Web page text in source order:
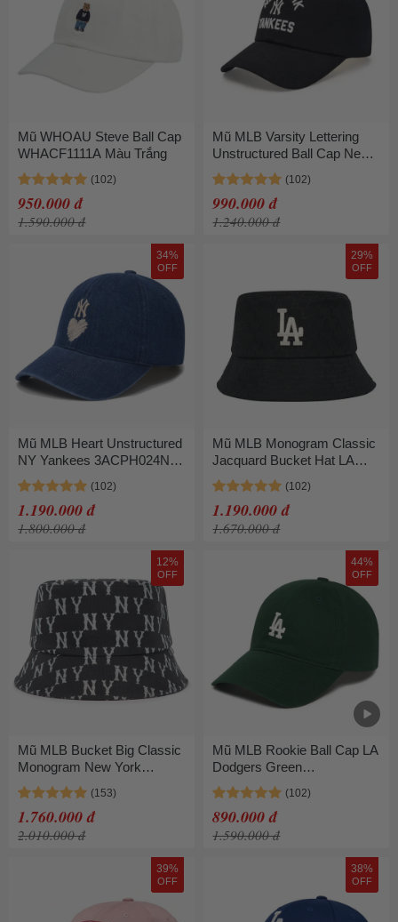
Mũ WHOAU Steve Ball Cap
WHACF1111A Màu Trắng
950.000 đ
1.590.000 đ
Mũ MLB Varsity Lettering
Unstructured Ball Cap New
York Yankees 3ACPV065N-
50BKS Màu Đen
990.000 đ
1.240.000 đ
34%
OFF
Mũ MLB Heart Unstructured
NY Yankees 3ACPH024N-
50INS Indigo Màu Xanh
Đậm
1.190.000 đ
1.800.000 đ
29%
OFF
Mũ MLB Monogram Classic
Jacquard Bucket Hat LA
Dodger 3AHTW0126K0002
Màu Đen Size 57
1.190.000 đ
1.670.000 đ
12%
OFF
Mũ MLB Bucket Big Classic
Monogram New York
Yankees 3AHTM013N-
50BKS Màu Đen
1.760.000 đ
2.010.000 đ
44%
OFF
Mũ MLB Rookie Ball Cap LA
Dodgers Green
3ACP7701N-07GNS Màu
Xanh Green
890.000 đ
1.590.000 đ
39%
OFF
38%
OFF